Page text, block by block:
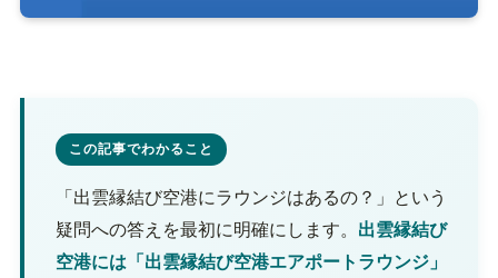
この記事でわかること
「出雲縁結び空港にラウンジはあるの？」という
疑問への答えを最初に明確にします。 出雲縁結び
空港には「出雲縁結び空港エアポートラウンジ」